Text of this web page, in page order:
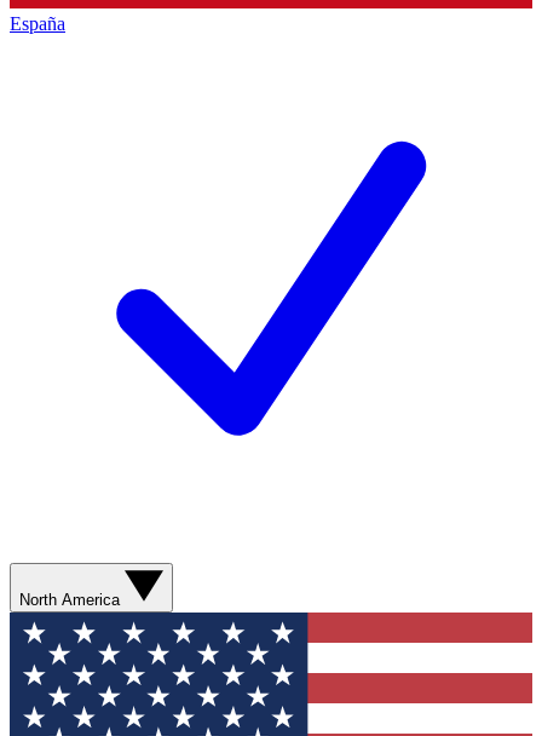
España
North America